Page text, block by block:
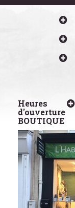
Heures
d'ouverture
BOUTIQUE